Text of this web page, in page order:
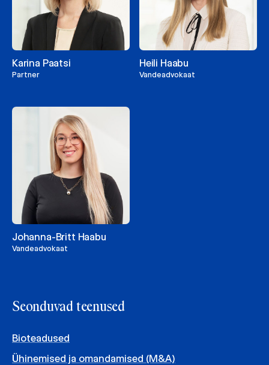
Karina Paatsi
Partner
Heili Haabu
Vandeadvokaat
Johanna-Britt Haabu
Vandeadvokaat
Seonduvad teenused
Bioteadused
Ühinemised ja omandamised (M&A)